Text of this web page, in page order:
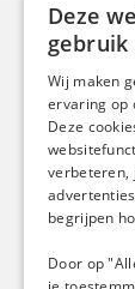
Contact
Luit 13
6644 DS,
Nederland
024-3737079
Deze
gebruik
Wij maken
ervaring op
Deze
verbeteren,
begrijpen
Door op